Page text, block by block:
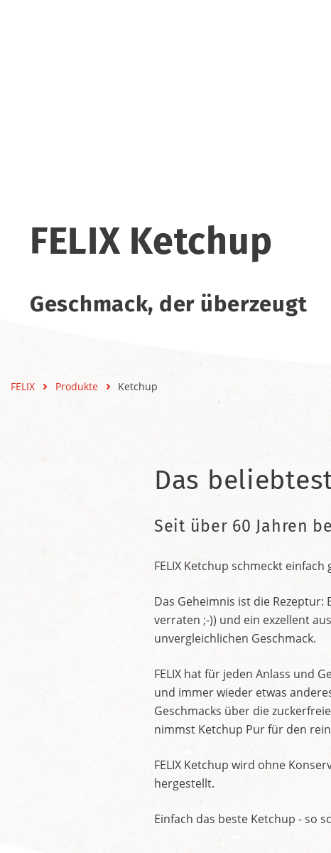
FELIX Ketchup
Geschmack, der überzeugt
FELIX Produkte Ketchup
Das
Seit über 60 Jahren
FELIX Ketchup schmeckt
Das Geheimnis ist die
verraten ;-)) und ein exzellent
unvergleichlichen Geschmack.
FELIX hat für jeden Anlass und
und immer wieder etwas
Geschmacks über die
nimmst Ketchup Pur für den
FELIX Ketchup wird ohne
hergestellt.
Einfach das beste Ketchup - so